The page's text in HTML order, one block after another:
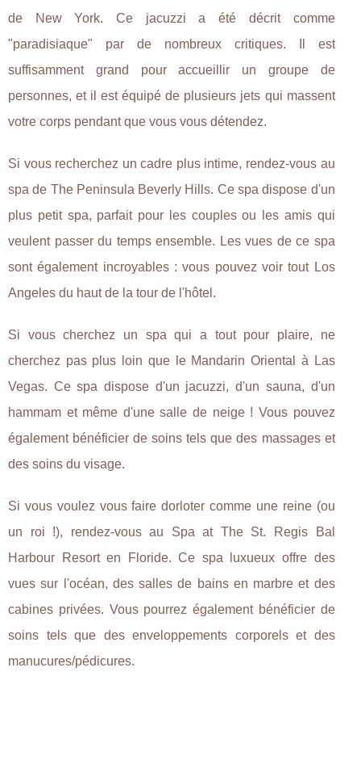
de New York. Ce jacuzzi a été décrit comme
"paradisiaque" par de nombreux critiques. Il est
suffisamment grand pour accueillir un groupe de
personnes, et il est équipé de plusieurs jets qui massent
votre corps pendant que vous vous détendez.
Si vous recherchez un cadre plus intime, rendez-vous au
spa de The Peninsula Beverly Hills. Ce spa dispose d'un
plus petit spa, parfait pour les couples ou les amis qui
veulent passer du temps ensemble. Les vues de ce spa
sont également incroyables : vous pouvez voir tout Los
Angeles du haut de la tour de l'hôtel.
Si vous cherchez un spa qui a tout pour plaire, ne
cherchez pas plus loin que le Mandarin Oriental à Las
Vegas. Ce spa dispose d'un jacuzzi, d'un sauna, d'un
hammam et même d'une salle de neige ! Vous pouvez
également bénéficier de soins tels que des massages et
des soins du visage.
Si vous voulez vous faire dorloter comme une reine (ou
un roi !), rendez-vous au Spa at The St. Regis Bal
Harbour Resort en Floride. Ce spa luxueux offre des
vues sur l'océan, des salles de bains en marbre et des
cabines privées. Vous pourrez également bénéficier de
soins tels que des enveloppements corporels et des
manucures/pédicures.